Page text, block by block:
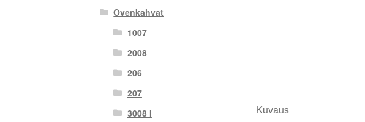
Kuvaus
Ovenkahvat
1007
2008
206
207
3008 I